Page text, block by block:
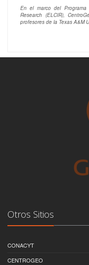
En el marco del Programa
Research (ELCIR),
profesores de la Texas A&M
Otros Sitios
CONACYT
CENTROGEO